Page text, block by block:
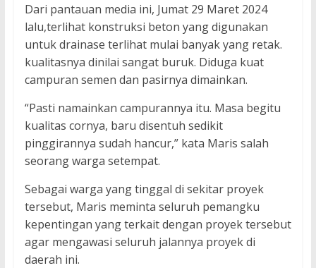
Dari pantauan media ini, Jumat 29 Maret 2024
lalu,terlihat konstruksi beton yang digunakan
untuk drainase terlihat mulai banyak yang retak.
kualitasnya dinilai sangat buruk. Diduga kuat
campuran semen dan pasirnya dimainkan.
“Pasti namainkan campurannya itu. Masa begitu
kualitas cornya, baru disentuh sedikit
pinggirannya sudah hancur,” kata Maris salah
seorang warga setempat.
Sebagai warga yang tinggal di sekitar proyek
tersebut, Maris meminta seluruh pemangku
kepentingan yang terkait dengan proyek tersebut
agar mengawasi seluruh jalannya proyek di
daerah ini.